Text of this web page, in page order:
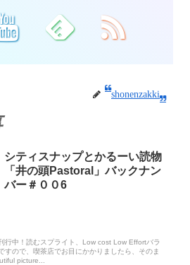
shonenzakki
シティスナップとかるーい読物
「井の頭Pastoral」バックナン
バー＃００6
行中！読むスプライト、Low cost Low Effortバラ
すので、喫茶店でお目にかかりましたら、そのま
picture...